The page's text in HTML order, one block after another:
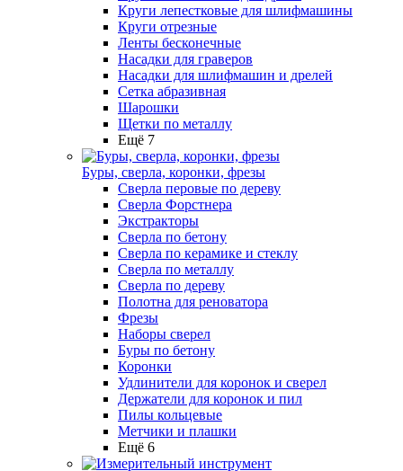
Круги лепестковые для шлифмашины
Круги отрезные
Ленты бесконечные
Насадки для граверов
Насадки для шлифмашин и дрелей
Сетка абразивная
Шарошки
Щетки по металлу
Ещё 7
Буры, сверла, коронки, фрезы
Сверла перовые по дереву
Сверла Форстнера
Экстракторы
Сверла по бетону
Сверла по керамике и стеклу
Сверла по металлу
Сверла по дереву
Полотна для реноватора
Фрезы
Наборы сверел
Буры по бетону
Коронки
Удлинители для коронок и сверел
Держатели для коронок и пил
Пилы кольцевые
Метчики и плашки
Ещё 6